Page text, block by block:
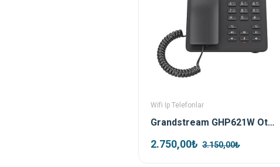
Wifi Ip Telefonlar
Grandstream GHP621W Otel Sip IP Telefon
2.750,00₺ 3.150,00₺